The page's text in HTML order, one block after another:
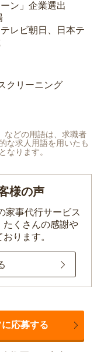
ン」企業選出
レビ朝日、日本テ
クリーニング
どの用語は、求職者
な求人用語を用いたも
なります。
様の声
家事代行サービス
たくさんの感謝や
ります。
応募する